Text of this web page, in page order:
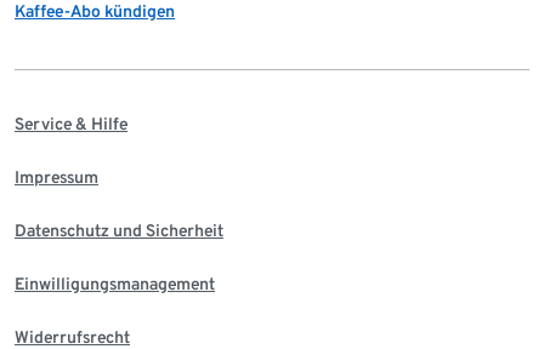
Kaffee-Abo kündigen
Service & Hilfe
Impressum
Datenschutz und Sicherheit
Einwilligungsmanagement
Widerrufsrecht